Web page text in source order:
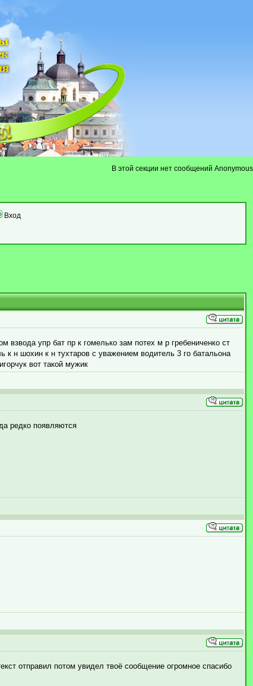
В этой секции нет сообщений Anonymous
Вход
взвода упр бат пр к гомелько зам потех м р гребениченко ст
н шохин к н тухтаров с уважением водитель 3 го батальона
вот такой мужик
редко появляются
отправил потом увидел твоё сообщение огромное спасибо